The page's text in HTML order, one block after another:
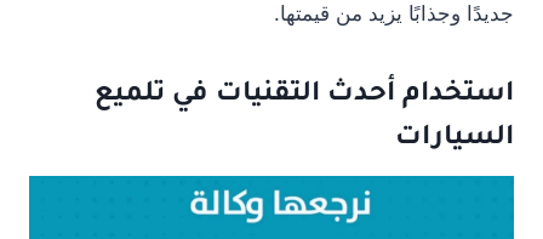
جديدًا وجذابًا يزيد من قيمتها.
استخدام أحدث التقنيات في تلميع
السيارات